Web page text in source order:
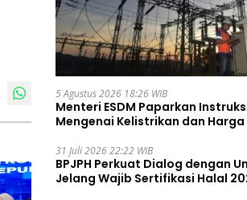
5 Agustus 2026 18:26 WIB
Menteri ESDM Paparkan
Mengenai Kelistrikan dan Harga
31 Juli 2026 22:22 WIB
BPJPH Perkuat Dialog dengan
Jelang Wajib Sertifikasi Halal